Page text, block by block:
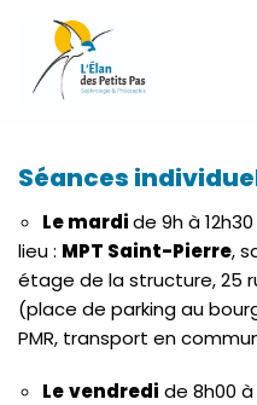
Aller
au
Séances
Le mardide 9h à
lieu : MPT Saint-Pierre,
étage de la structure, 25
(place de parking au
PMR, transport en
Levendredi de 8h00 à